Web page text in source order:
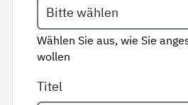
Wählen Sie aus, wie Sie
wollen
Titel